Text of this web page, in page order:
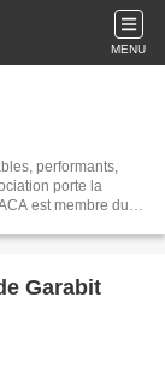
MENU
performants,
porte la
Garabit